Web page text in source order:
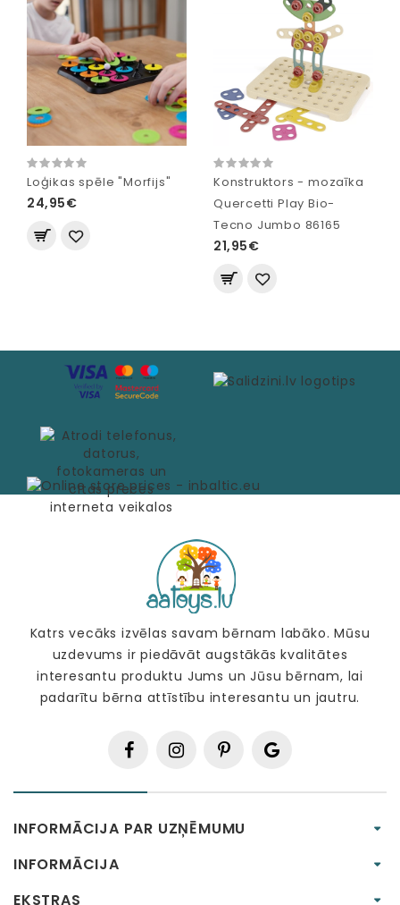
Loģikas spēle "Morfijs"
24,95€
Konstruktors - mozaīka
Quercetti Play Bio-
Tecno Jumbo 86165
21,95€
Katrs vecāks izvēlas savam bērnam labāko. Mūsu
uzdevums ir piedāvāt augstākās kvalitātes
interesantu produktu Jums un Jūsu bērnam, lai
padarītu bērna attīstību interesantu un jautru.
INFORMĀCIJA PAR UZŅĒMUMU
INFORMĀCIJA
EKSTRAS